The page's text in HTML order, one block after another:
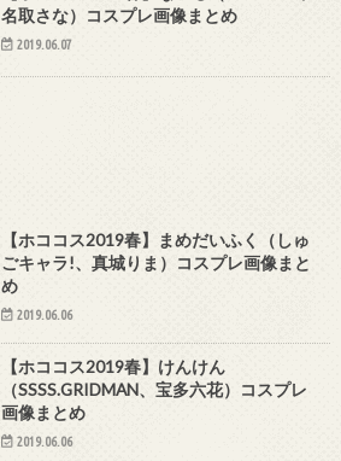
名取さな）コスプレ画像まとめ
2019.06.07
【ホココス2019春】まめだいふく（しゅ
ごキャラ!、真城りま）コスプレ画像まと
め
2019.06.06
【ホココス2019春】けんけん
（SSSS.GRIDMAN、宝多六花）コスプレ
画像まとめ
2019.06.06